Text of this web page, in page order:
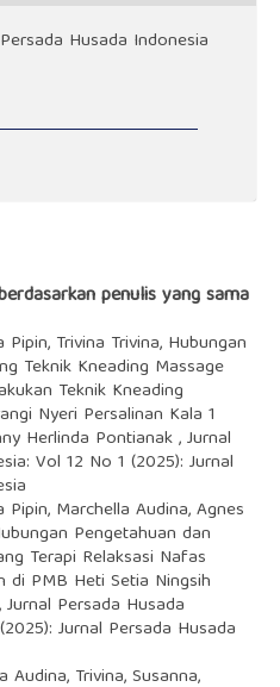
Husada Indonesia
penulis yang sama
Trivina Trivina, Hubungan
Teknik Kneading Massage
Teknik Kneading
Nyeri Persalinan Kala 1
Herlinda Pontianak,Jurnal
Vol 12 No 1 (2025): Jurnal
Pipin, Marchella Audina, Agnes
Pengetahuan dan
Terapi Relaksasi Nafas
di PMB Heti Setia Ningsih
,Jurnal Persada Husada
Jurnal Persada Husada
Audina, Trivina, Susanna,